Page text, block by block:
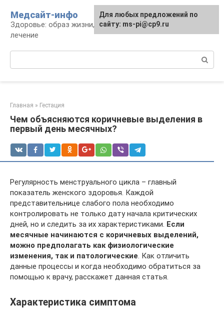
контенту
Медсайт-инфо
Здоровье: образ жизни, профилактика и
лечение
Главная » Гестация
Чем объясняются коричневые выделения в
первый день месячных?
Регулярность менструального цикла – главный
показатель женского здоровья. Каждой
представительнице слабого пола необходимо
контролировать не только дату начала критических
дней, но и следить за их характеристиками. Если
месячные начинаются с коричневых выделений,
можно предполагать как физиологические
изменения, так и патологические. Как отличить
данные процессы и когда необходимо обратиться за
помощью к врачу, расскажет данная статья.
Характеристика симптома
Для любых предложений по
сайту: ms-pi@cp9.ru